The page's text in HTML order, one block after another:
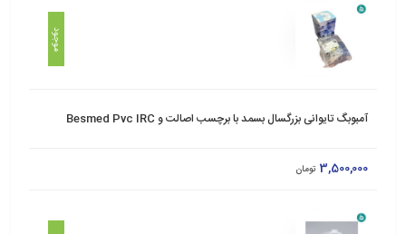
موجود
آمبوبگ تایوانی بزرگسال بسمد با برچسب اصالت و Besmed Pvc IRC
3,500,000 تومان